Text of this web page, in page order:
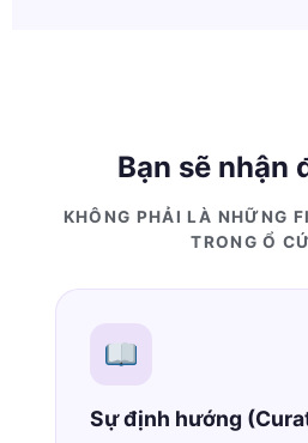
Bạn sẽ nhận
KHÔNG PHẢI LÀ NHỮNG
TRONG Ổ
Sự định hướng